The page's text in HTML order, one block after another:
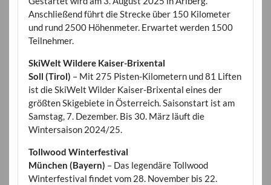
Anschließend führt die Strecke über 150 Kilometer
und rund 2500 Höhenmeter. Erwartet werden 1500
Teilnehmer.
SkiWelt Wildere Kaiser-Brixental
Soll (Tirol) – Mit 275 Pisten-Kilometern und 81 Liften
ist die SkiWelt Wilder Kaiser-Brixental eines der
größten Skigebiete in Österreich. Saisonstart ist am
Samstag, 7. Dezember. Bis 30. März läuft die
Wintersaison 2024/25.
Tollwood Winterfestival
München (Bayern) – Das legendäre Tollwood
Winterfestival findet vom 28. November bis 22.